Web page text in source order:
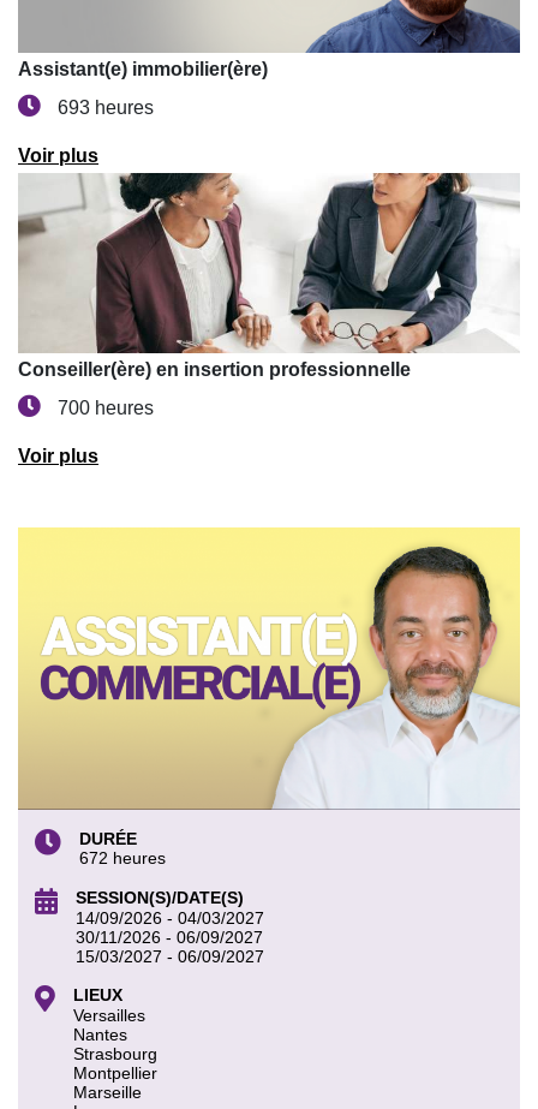
Assistant(e) immobilier(ère)
693 heures
Voir plus
Conseiller(ère) en insertion professionnelle
700 heures
Voir plus
DURÉE
672 heures
SESSION(S)/DATE(S)
14/09/2026 - 04/03/2027
30/11/2026 - 06/09/2027
15/03/2027 - 06/09/2027
LIEUX
Versailles
Nantes
Strasbourg
Montpellier
Marseille